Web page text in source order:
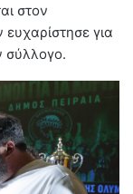
στον
για
σύλλογο.